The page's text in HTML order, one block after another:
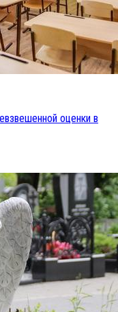
оценки в